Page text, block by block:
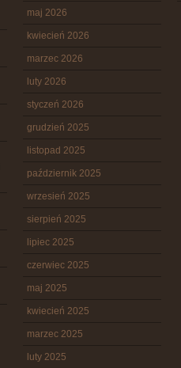
maj 2026
kwiecień 2026
marzec 2026
luty 2026
styczeń 2026
grudzień 2025
listopad 2025
październik 2025
wrzesień 2025
sierpień 2025
lipiec 2025
czerwiec 2025
maj 2025
kwiecień 2025
marzec 2025
luty 2025